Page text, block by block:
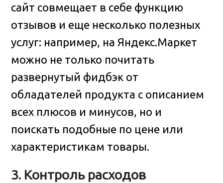
сайт совмещает в себе функцию
отзывов и еще несколько полезных
услуг: например, на Яндекс.Маркет
можно не только почитать
развернутый фидбэк от
обладателей продукта с описанием
всех плюсов и минусов, но и
поискать подобные по цене или
характеристикам товары.
3. Контроль расходов